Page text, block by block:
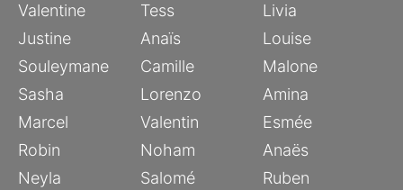
Valentine
Tess
Livia
Justine
Anaïs
Louise
Souleymane
Camille
Malone
Sasha
Lorenzo
Amina
Marcel
Valentin
Esmée
Robin
Noham
Anaës
Neyla
Salomé
Ruben